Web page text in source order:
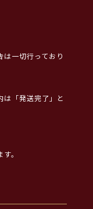
は一切行っており
は「発送完了」と
。